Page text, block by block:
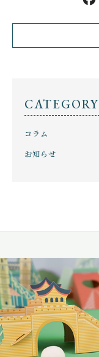
CATEGORY
コラム
お知らせ